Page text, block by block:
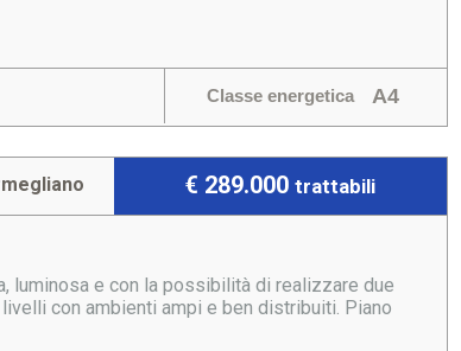
Classe energetica A4
€ 289.000trattabili
luminosa e con la possibilità di realizzare due
con ambienti ampi e ben distribuiti. Piano